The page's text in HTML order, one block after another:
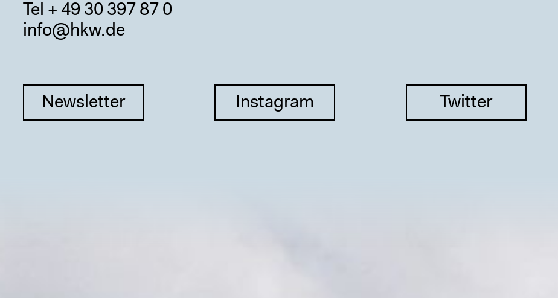
Tel + 49 30 397 87 0
info@hkw.de
Newsletter Instagram Twitter